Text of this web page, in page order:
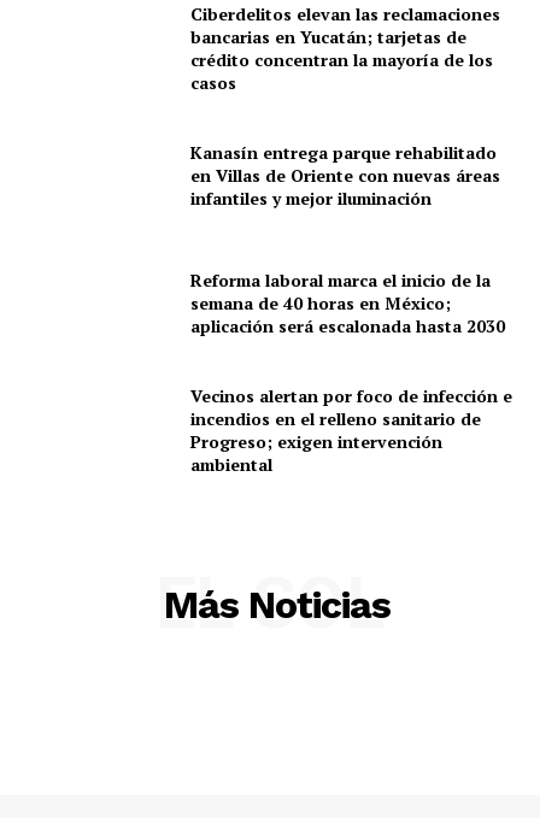
Ciberdelitos elevan las reclamaciones
bancarias en Yucatán; tarjetas de
crédito concentran la mayoría de los
casos
Kanasín entrega parque rehabilitado
en Villas de Oriente con nuevas áreas
infantiles y mejor iluminación
Reforma laboral marca el inicio de la
semana de 40 horas en México;
aplicación será escalonada hasta 2030
Vecinos alertan por foco de infección e
incendios en el relleno sanitario de
Progreso; exigen intervención
ambiental
Más Noticias
EL SOL